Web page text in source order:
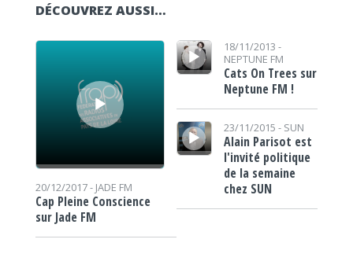
DÉCOUVREZ AUSSI…
Lecteur audio
20/12/2017 - JADE FM
Cap Pleine Conscience
sur Jade FM
Lecteur audio18/11/2013 -
NEPTUNE FM
Cats On Trees sur
Neptune FM !
Lecteur audio
23/11/2015 - SUN
Alain Parisot est
l'invité politique
de la semaine
chez SUN